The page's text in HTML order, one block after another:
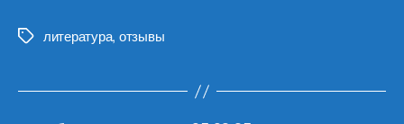
Меткилитература, отзывы